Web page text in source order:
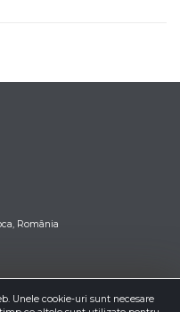
România
Unele cookie-uri sunt necesare